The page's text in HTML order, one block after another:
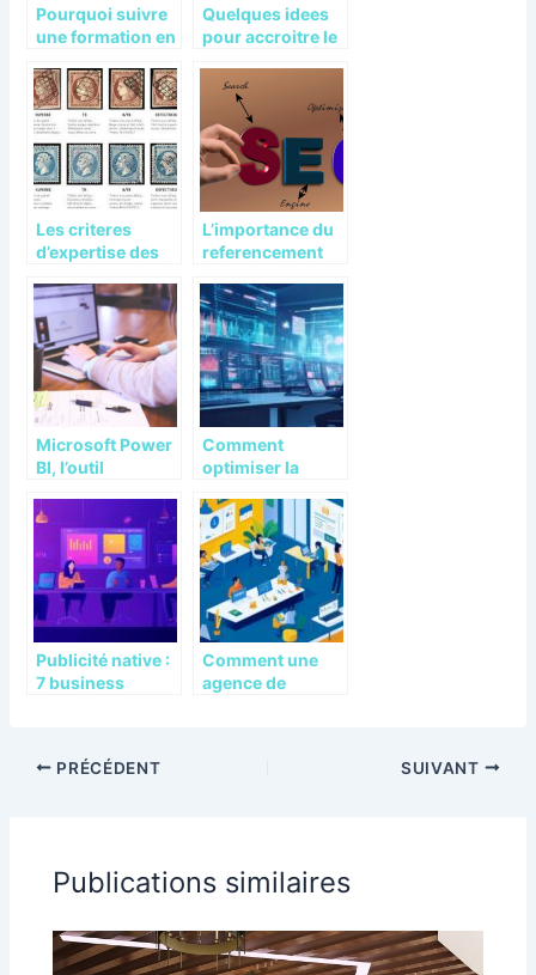
Pourquoi suivre
une formation en
Quelques idees
pour accroitre le
dans un salon de
coiffure
Les criteres
d’expertise des
pour donner une
valeur a une
collection de
timbres.
L’importance du
referencement
creation d’un site
web
Microsoft Power
BI, l’outil
pour vos
analyses
Comment
optimiser la
avec l’analyse de
signaux en
temps réel ?
Publicité native :
7 business
application
Comment une
agence de
PRÉCÉDENT SUIVANT
Publications similaires